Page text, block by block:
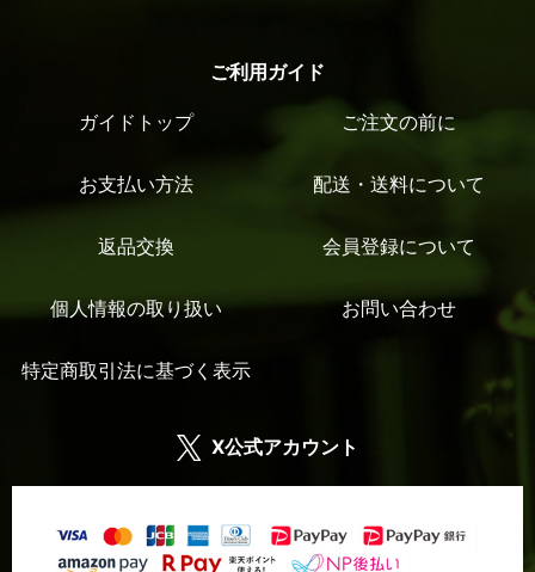
ご利用ガイド
ガイドトップ ご注文の前に
お支払い方法 配送・送料について
返品交換 会員登録について
個人情報の取り扱い お問い合わせ
特定商取引法に基づく表示
X公式アカウント